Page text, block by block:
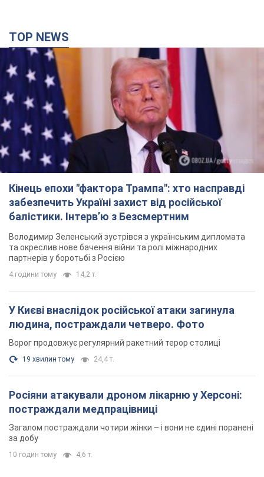
TOP NEWS
Кінець епохи "фактора Трампа": хто насправді
забезпечить Україні захист від російської
балістики. Інтерв’ю з Безсмертним
Володимир Зеленський зустрівся з українським дипломата
та окреслив нове бачення війни та ролі міжнародних
партнерів у боротьбі з Росією
4 години тому 14,2 т.
У Києві внаслідок російської атаки загинула
людина, постраждали четверо. Фото
Ворог продовжує регулярний ракетний терор столиці
19 хвилин тому 24,4 т.
Росіяни атакували дроном лікарню у Херсоні:
постраждали медпрацівниці
Загалом постраждали чотири жінки – і вони не єдині поранені
за добу
10 годин тому 4,6 т.